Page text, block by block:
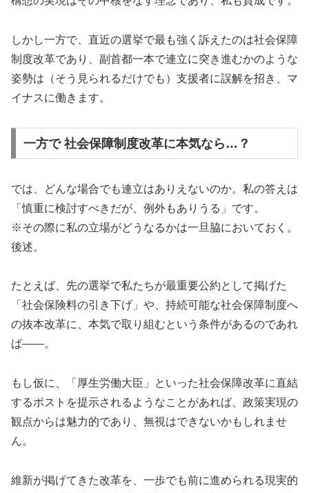
しかし一方で、直近の選挙で最も強く訴えたのは社会保障
制度改革であり、副首都一本で連立に突き進むかのような
姿勢は（そう見られるだけでも）支援者に誤解を招き、マ
イナスに働きます。
一方で 社会保障制度改革に本気なら…？
では、どんな場合でも連立はありえないのか。私の答えは
「慎重に検討すべきだが、例外もありうる」です。
※その際に私の立場がどうなるかは一旦脇においておく。
後述。
たとえば、先の選挙で私たちが最重要公約として掲げた
「社会保険料の引き下げ」や、持続可能な社会保障制度へ
の抜本改革に、本気で取り組むという条件があるのであれ
ば――。
もし仮に、「厚生労働大臣」といった社会保障改革に直結
するポストを提示されるようなことがあれば、政策実現の
観点からは魅力的であり、無視はできないかもしれませ
ん。
維新が掲げてきた改革を、一歩でも前に進められる現実的